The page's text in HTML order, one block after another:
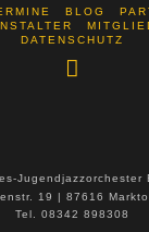
BLOG
DATENSCHUTZ
Jugendjazzorchester
19 | 87616
Tel. 08342 898308